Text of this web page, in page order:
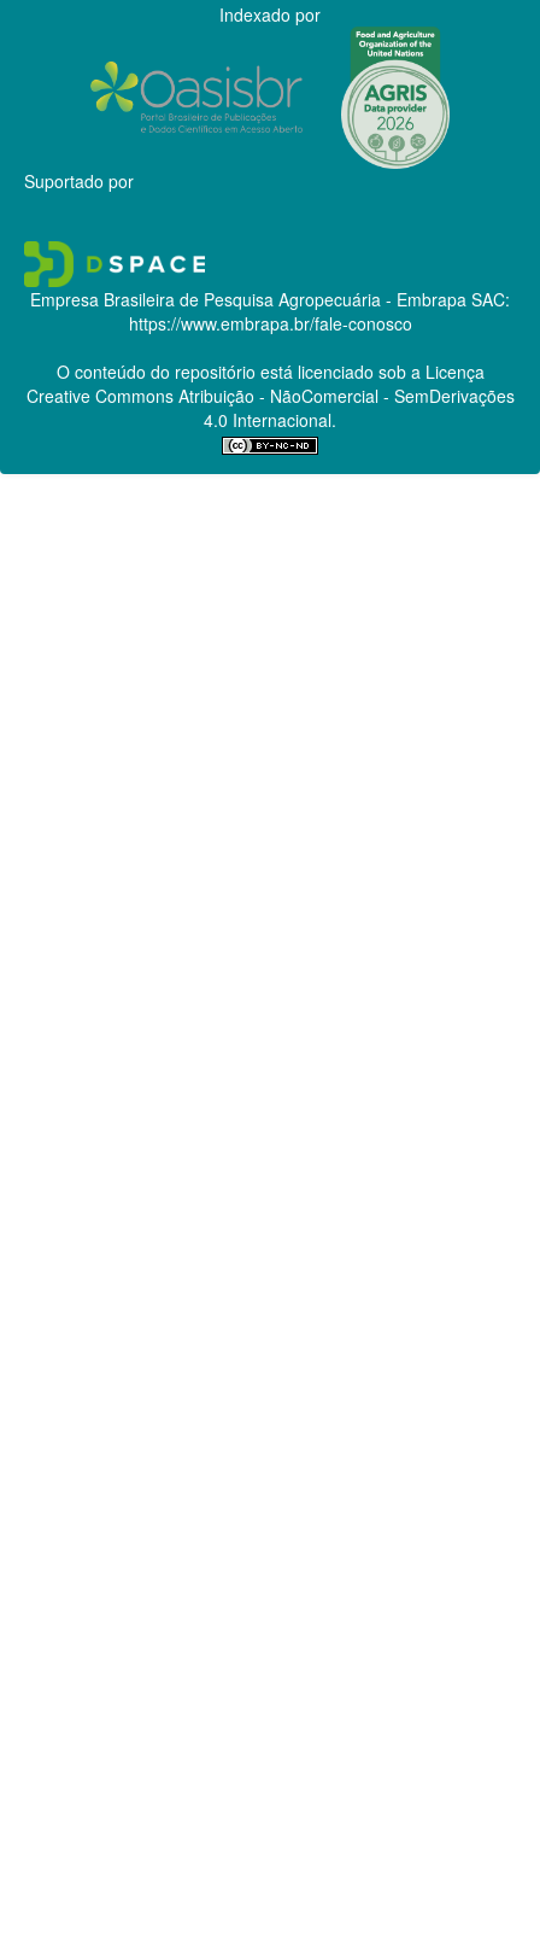
Indexado por
Suportado por
Empresa Brasileira de Pesquisa Agropecuária - Embrapa SAC:
https://www.embrapa.br/fale-conosco
O conteúdo do repositório está licenciado sob a Licença
Creative CommonsAtribuição - NãoComercial - SemDerivações
4.0 Internacional.